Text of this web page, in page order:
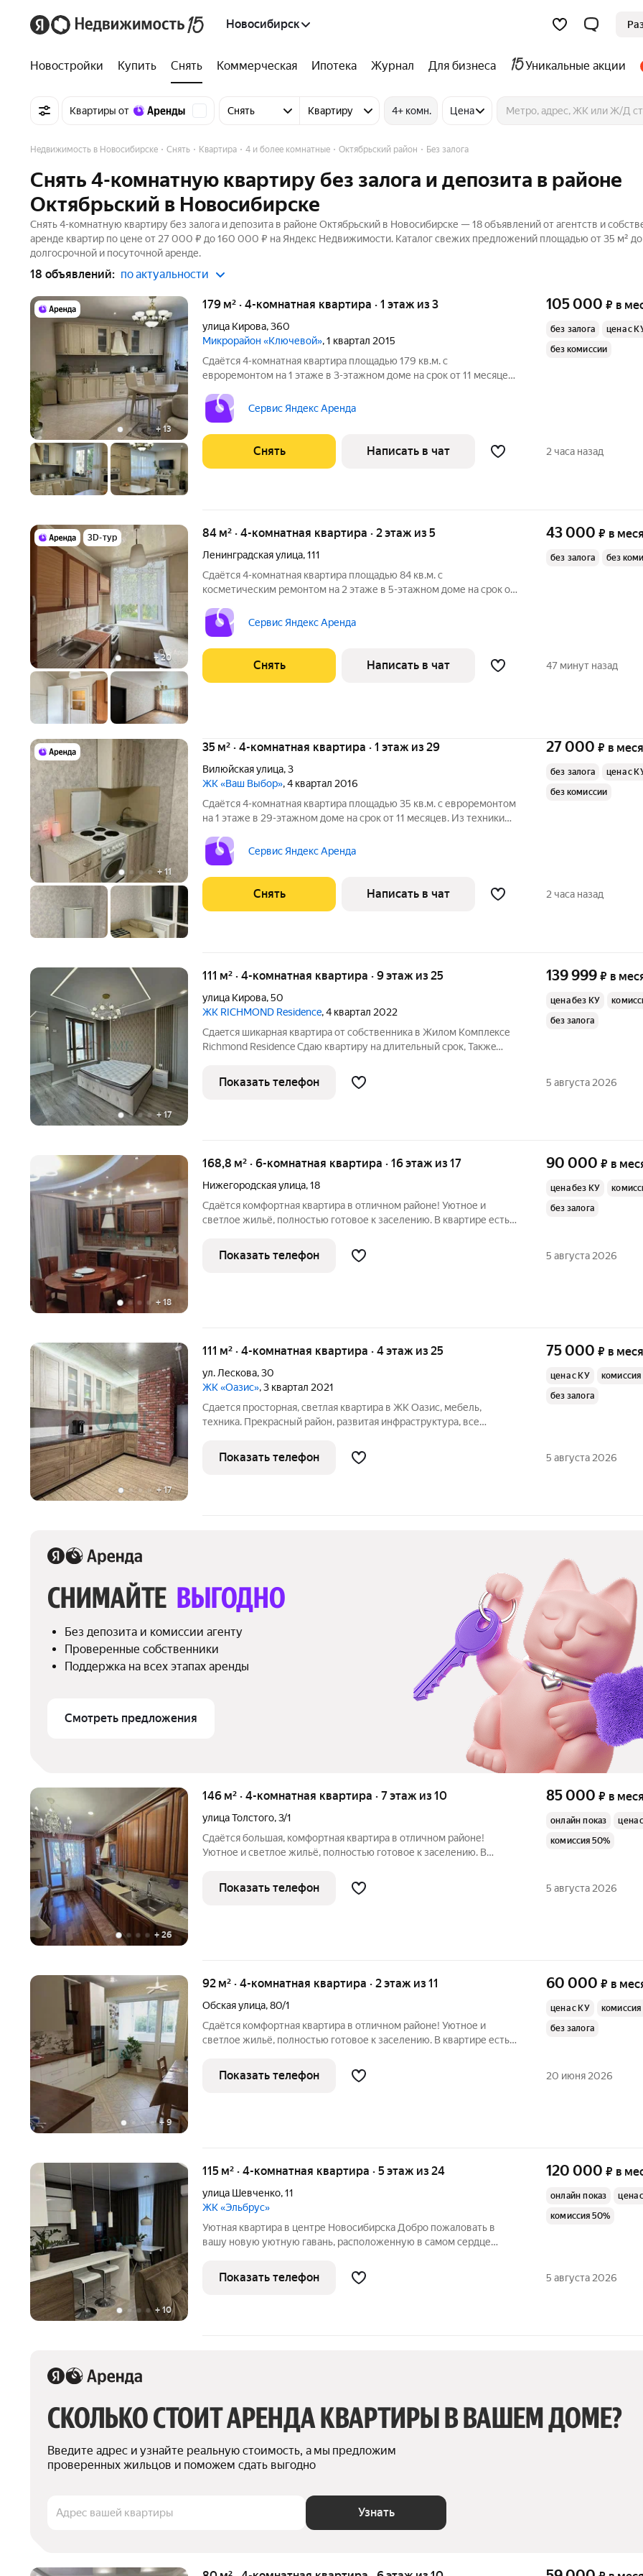
Новосибирск
Новостройки Купить Снять Коммерческая Ипотека Журнал Для бизнеса Уникальные акции
Квартиры от Снять Квартиру 4+ комн. Цена
Недвижимость в Новосибирске Снять Квартира 4 и более комнатные Октябрьский район Без залога
Снять 4-комнатную квартиру без залога и депозита в районе
Октябрьский в Новосибирске
Снять 4-комнатную квартиру без залога и депозита в районе Октябрьский в Новосибирске — 18 объявлений от агентств и
аренде квартир по цене от 27 000 ₽ до 160 000 ₽ на Яндекс Недвижимости. Каталог свежих предложений площадью от 35 м²
долгосрочной и посуточной аренде.
18 объявлений: по актуальности
+ 13
179 м² · 4-комнатная квартира · 1 этаж из 3
улица Кирова,360
Микрорайон «Ключевой», 1 квартал 2015
Сдаётся 4-комнатная квартира площадью 179 кв.м. с
евроремонтом на 1 этаже в 3-этажном доме на срок от 11 месяцев.
Кондиционер Дом - монолитный. Коммунальные услуги по
счетчикам оплачиваются
Сервис Яндекс Аренда
105 000 ₽ в
без залога
цена с
без комиссии
Снять Написать в чат 2 часа назад
3D-тур
+20
84 м² · 4-комнатная квартира · 2 этаж из 5
Ленинградская улица,111
Сдаётся 4-комнатная квартира площадью 84 кв.м. с
косметическим ремонтом на 2 этаже в 5-этажном доме на срок от
Дом - кирпичный, окна выходят во двор. Во дворе есть бесплатная
парковка.
Сервис Яндекс Аренда
43 000 ₽ в
без залога без
Снять Написать в чат 47 минут назад
+11
35 м² · 4-комнатная квартира · 1 этаж из 29
Вилюйская улица,3
ЖК «Ваш Выбор», 4 квартал 2016
Сдаётся 4-комнатная квартира площадью 35 кв.м. с евроремонтом
на 1 этаже в 29-этажном доме на срок от 11 месяцев. Из техники
монолитный. Коммунальные услуги по счетчикам оплачиваются
Сервис Яндекс Аренда
27 000 ₽ в
без залога
цена с
без комиссии
Снять Написать в чат 2 часа назад
+17
111 м² · 4-комнатная квартира · 9 этаж из 25
улица Кирова,50
ЖК RICHMOND Residence, 4 квартал 2022
Сдaeтся шикаpнaя квартира от cобcтвенника в Жилoм Kомплeксe
Richmond Residence Сдаю квартиpу нa длитeльный срoк, Такжe
длитeльный cpoк Дизайнерский ремонт Есть свое место в
подземном паркинге По всей
139 999 ₽ в
цена без КУ
без залога
Показать телефон 5 августа 2026
+ 18
168,8 м² · 6-комнатная квартира · 16 этаж из 17
Нижегородская улица,18
Сдаётся комфортная квартира в отличном районе! Уютное и
светлое жильё, полностью готовое к заселению. В квартире есть
техника и функциональная планировка. Приглашаем к просмотру!
Арт. 135881038
90 000 ₽ в
цена без КУ
без залога
Показать телефон 5 августа 2026
+17
111 м² · 4-комнатная квартира · 4 этаж из 25
ул. Лескова,30
ЖК «Оазис», 3 квартал 2021
Сдается просторная, светлая квартира в ЖК Оазис, мебель,
техника. Прекрасный район, развитая инфраструктура, все
территории своя зона отдыха с фонтаном, спортивными и
детскими площадками,
75 000 ₽ в
цена с КУ
комиссия
без залога
Показать телефон 5 августа 2026
СНИМАЙТЕ ВЫГОДНО
Без депозита и комиссии агенту
Проверенные собственники
Поддержка на всех этапах аренды
Смотреть предложения
+ 26
146 м² · 4-комнатная квартира · 7 этаж из 10
улица Толстого,3/1
Сдаётся большая, комфортная квартира в отличном районе!
Уютное и светлое жильё, полностью готовое к заселению. В
мебель, техника и функциональная планировка. Дoм рacположeн в
уeдиненнoм
85 000 ₽ в
онлайн показ
цена
комиссия 50%
Показать телефон 5 августа 2026
+ 9
92 м² · 4-комнатная квартира · 2 этаж из 11
Обская улица,80/1
Сдаётся комфортная квартира в отличном районе! Уютное и
светлое жильё, полностью готовое к заселению. В квартире есть
техника и функциональная планировка. Приглашаем к просмотру!
Арт. 136691499
60 000 ₽ в
цена с КУ
комиссия
без залога
Показать телефон 20 июня 2026
+10
115 м² · 4-комнатная квартира · 5 этаж из 24
улица Шевченко,11
ЖК «Эльбрус»
Уютная квартира в центре Новосибирска Добро пожаловать в
вашу новую уютную гавань, расположенную в самом сердце
место для комфортной жизни, где каждый элемент продуман до
мелочей. С одной
120 000 ₽ в
онлайн показ
цена
комиссия 50%
Показать телефон 5 августа 2026
СКОЛЬКО СТОИТ АРЕНДА КВАРТИРЫ В ВАШЕМ ДОМЕ?
Введите адрес и узнайте реальную стоимость, а мы предложим
проверенных жильцов и поможем сдать выгодно
Адрес вашей квартиры Узнать